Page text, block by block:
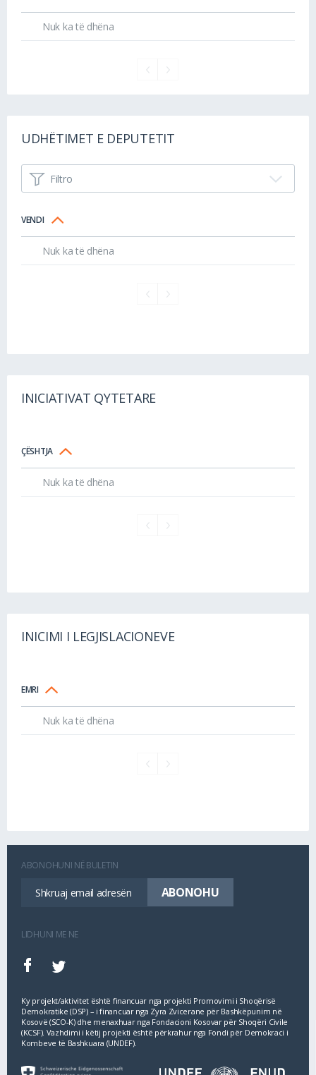
Nuk ka të dhëna
UDHËTIMET E DEPUTETIT
Filtro
VENDI
Nuk ka të dhëna
INICIATIVAT QYTETARE
ÇËSHTJA
Nuk ka të dhëna
INICIMI I LEGJISLACIONEVE
EMRI
Nuk ka të dhëna
ABONOHUNI NË BULETIN
LIDHUNI ME NE
Ky projekt/aktivitet është financuar nga projekti Promovimi i Shoqërisë
Demokratike (DSP) – i financuar nga Zyra Zvicerane për Bashkëpunim në
Kosovë (SCO‐K) dhe menaxhuar nga Fondacioni Kosovar për Shoqëri Civile
(KCSF). Vazhdimi i këtij projekti është përkrahur nga Fondi për Demokraci i
Kombeve të Bashkuara (UNDEF).